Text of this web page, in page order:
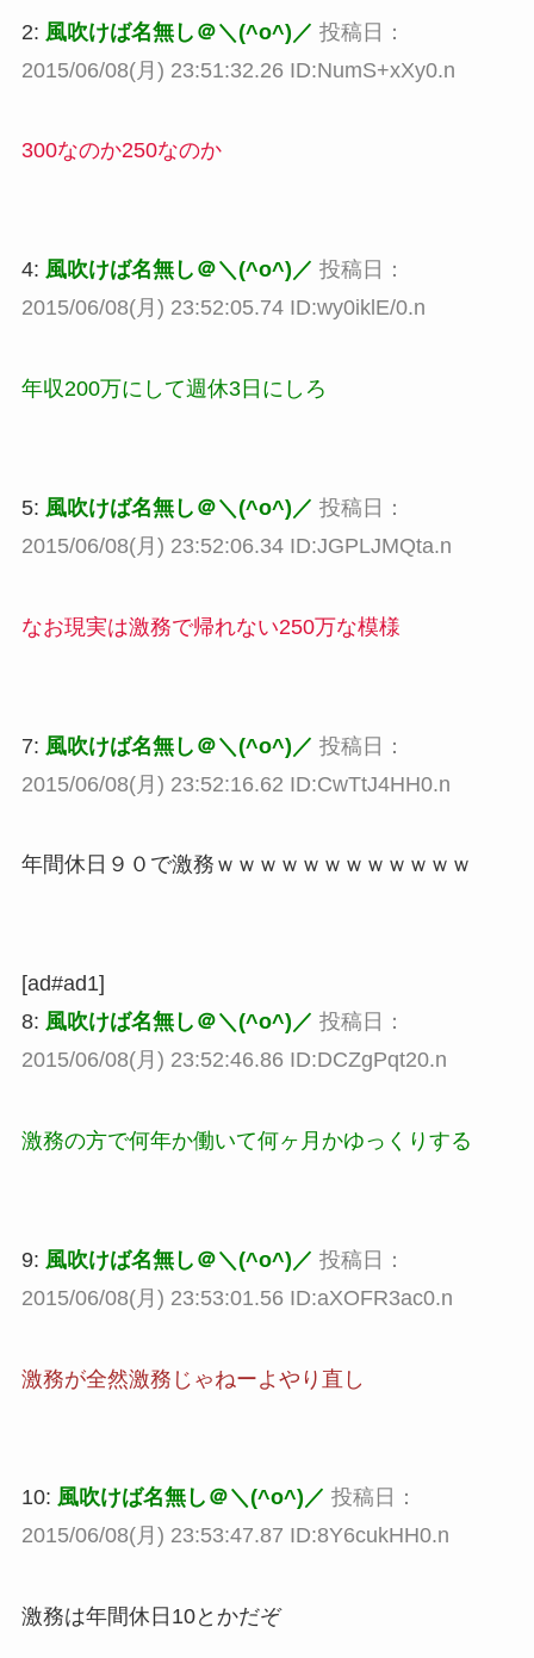
2: 風吹けば名無し＠＼(^o^)／ 投稿日：
2015/06/08(月) 23:51:32.26 ID:NumS+xXy0.n
300なのか250なのか
4: 風吹けば名無し＠＼(^o^)／ 投稿日：
2015/06/08(月) 23:52:05.74 ID:wy0iklE/0.n
年収200万にして週休3日にしろ
5: 風吹けば名無し＠＼(^o^)／ 投稿日：
2015/06/08(月) 23:52:06.34 ID:JGPLJMQta.n
なお現実は激務で帰れない250万な模様
7: 風吹けば名無し＠＼(^o^)／ 投稿日：
2015/06/08(月) 23:52:16.62 ID:CwTtJ4HH0.n
年間休日９０で激務ｗｗｗｗｗｗｗｗｗｗｗｗ
[ad#ad1]
8: 風吹けば名無し＠＼(^o^)／ 投稿日：
2015/06/08(月) 23:52:46.86 ID:DCZgPqt20.n
激務の方で何年か働いて何ヶ月かゆっくりする
9: 風吹けば名無し＠＼(^o^)／ 投稿日：
2015/06/08(月) 23:53:01.56 ID:aXOFR3ac0.n
激務が全然激務じゃねーよやり直し
10: 風吹けば名無し＠＼(^o^)／ 投稿日：
2015/06/08(月) 23:53:47.87 ID:8Y6cukHH0.n
激務は年間休日10とかだぞ